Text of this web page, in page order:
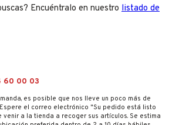
Encuéntralo en nuestro listado de
60 00 03
es posible que nos lleve un poco más de
el correo electrónico "Su pedido está listo
a la tienda a recoger sus artículos. Se estima